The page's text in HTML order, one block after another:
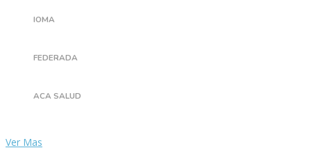
IOMA
FEDERADA
ACA SALUD
Ver Mas